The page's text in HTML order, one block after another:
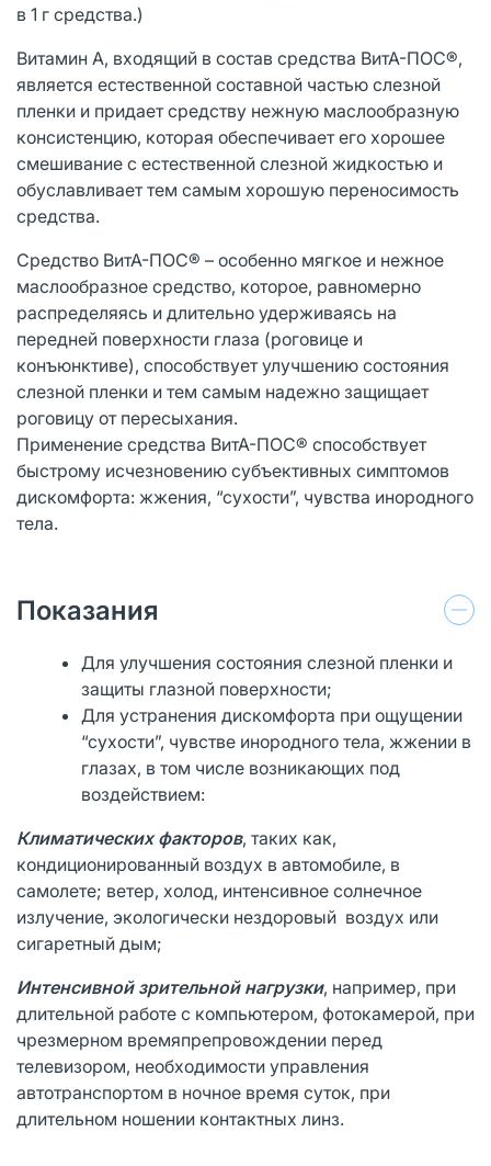
в 1 г средства.)
Витамин А, входящий в состав средства ВитА-ПОС®,
является естественной составной частью слезной
пленки и придает средству нежную маслообразную
консистенцию, которая обеспечивает его хорошее
смешивание с естественной слезной жидкостью и
обуславливает тем самым хорошую переносимость
средства.
Средство ВитА-ПОС® – особенно мягкое и нежное
маслообразное средство, которое, равномерно
распределяясь и длительно удерживаясь на
передней поверхности глаза (роговице и
конъюнктиве), способствует улучшению состояния
слезной пленки и тем самым надежно защищает
роговицу от пересыхания.
Применение средства ВитА-ПОС® способствует
быстрому исчезновению субъективных симптомов
дискомфорта: жжения, “сухости”, чувства инородного
тела.
Показания
Для улучшения состояния слезной пленки и
защиты глазной поверхности;
Для устранения дискомфорта при ощущении
“сухости”, чувстве инородного тела, жжении в
глазах, в том числе возникающих под
воздействием:
Климатических факторов, таких как,
кондиционированный воздух в автомобиле, в
самолете; ветер, холод, интенсивное солнечное
излучение, экологически нездоровый воздух или
сигаретный дым;
Интенсивной зрительной нагрузки, например, при
длительной работе с компьютером, фотокамерой, при
чрезмерном времяпрепровождении перед
телевизором, необходимости управления
автотранспортом в ночное время суток, при
длительном ношении контактных линз.